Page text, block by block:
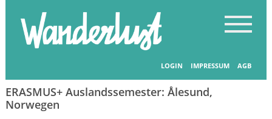
LOGIN IMPRESSUM AGB
Startseite - Länder entdecken
ERASMUS+ Auslandssemester: Ålesund,
Norwegen